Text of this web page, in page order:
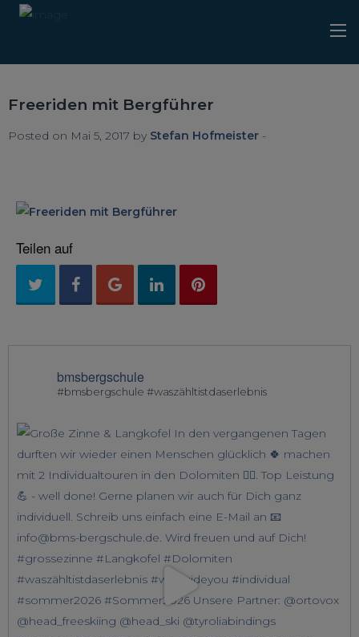
Freeriden mit Bergführer
Posted on Mai 5, 2017 by Stefan Hofmeister -
Teilen auf
bmsbergschule
#bmsbergschule #waszähltistdaserlebnis